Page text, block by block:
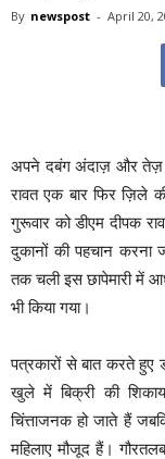
By newspost - April 20,
अपने दबंग अंदाज़ और तेज़
रावत एक बार फिर ज़िले
गुरूवार को डीएम दीपक
दुकानों की पहचान करना
तक चली इस छापेमारी में
भी किया गया।
पत्रकारों से बात करते
खुले में बिक्री की
चिंत्ताजनक हो जाते हैं
महिलाए मौजूद हैं।